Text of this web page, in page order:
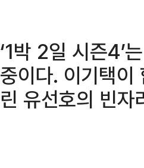
‘1박 2일 시즌4’
중이다. 이기택이
린 유선호의 빈자